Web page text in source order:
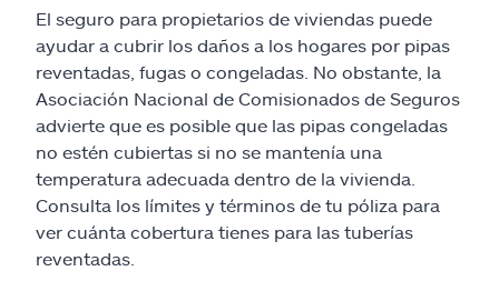
El seguro para propietarios de viviendas puede
ayudar a cubrir los daños a los hogares por pipas
reventadas, fugas o congeladas. No obstante, la
Asociación Nacional de Comisionados de Seguros
advierte que es posible que las pipas congeladas
no estén cubiertas si no se mantenía una
temperatura adecuada dentro de la vivienda.
Consulta los límites y términos de tu póliza para
ver cuánta cobertura tienes para las tuberías
reventadas.